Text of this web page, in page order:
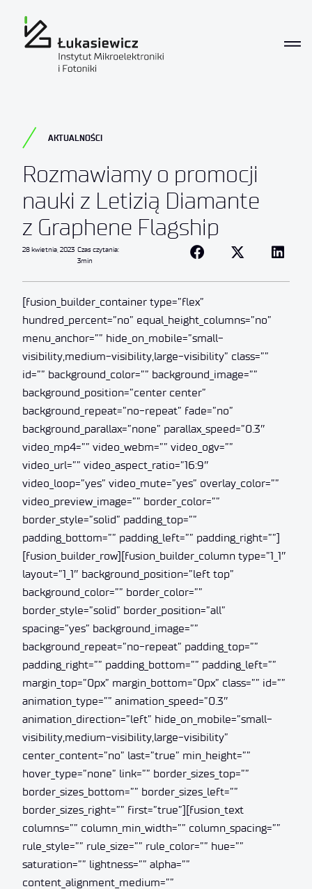
AKTUALNOŚCI
Rozmawiamy o promocji
nauki z Letizią Diamante
z Graphene Flagship
28 kwietnia, 2023 Czas czytania:
3min
[fusion_builder_container type=”flex”
hundred_percent=”no” equal_height_columns=”no”
menu_anchor=”” hide_on_mobile=”small-
visibility,medium-visibility,large-visibility” class=””
id=”” background_color=”” background_image=””
background_position=”center center”
background_repeat=”no-repeat” fade=”no”
background_parallax=”none” parallax_speed=”0.3″
video_mp4=”” video_webm=”” video_ogv=””
video_url=”” video_aspect_ratio=”16:9″
video_loop=”yes” video_mute=”yes” overlay_color=””
video_preview_image=”” border_color=””
border_style=”solid” padding_top=””
padding_bottom=”” padding_left=”” padding_right=””]
[fusion_builder_row][fusion_builder_column type=”1_1″
layout=”1_1″ background_position=”left top”
background_color=”” border_color=””
border_style=”solid” border_position=”all”
spacing=”yes” background_image=””
background_repeat=”no-repeat” padding_top=””
padding_right=”” padding_bottom=”” padding_left=””
margin_top=”0px” margin_bottom=”0px” class=”” id=””
animation_type=”” animation_speed=”0.3″
animation_direction=”left” hide_on_mobile=”small-
visibility,medium-visibility,large-visibility”
center_content=”no” last=”true” min_height=””
hover_type=”none” link=”” border_sizes_top=””
border_sizes_bottom=”” border_sizes_left=””
border_sizes_right=”” first=”true”][fusion_text
columns=”” column_min_width=”” column_spacing=””
rule_style=”” rule_size=”” rule_color=”” hue=””
saturation=”” lightness=”” alpha=””
content_alignment_medium=””